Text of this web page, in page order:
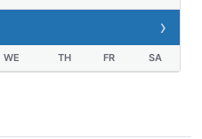
›
WE TH FR SA